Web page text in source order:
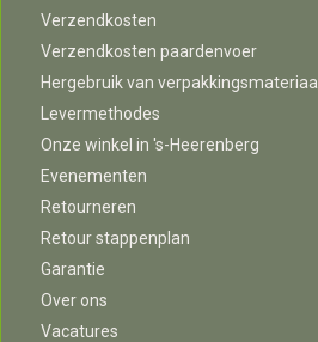
Verzendkosten
Verzendkosten paardenvoer
Hergebruik van verpakkingsmateriaal
Levermethodes
Onze winkel in 's-Heerenberg
Evenementen
Retourneren
Retour stappenplan
Garantie
Over ons
Vacatures